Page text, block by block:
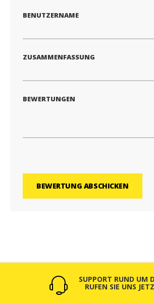
BENUTZERNAME
ZUSAMMENFASSUNG
BEWERTUNGEN
BEWERTUNG ABSCHICKEN
SUPPORT RUND UM
RUFEN SIE UNS